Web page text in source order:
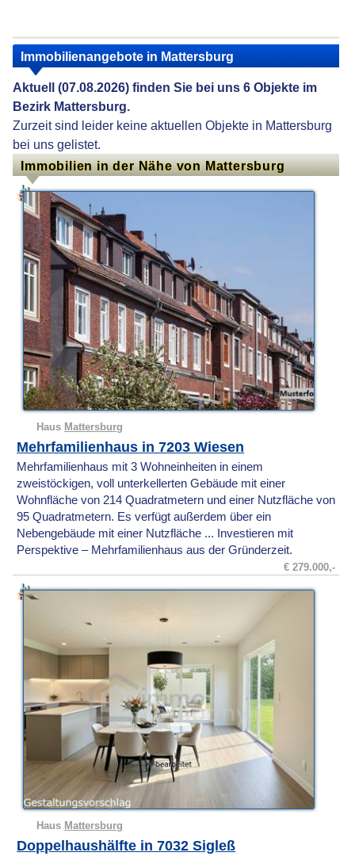
Immobilienangebote in Mattersburg
Aktuell (07.08.2026) finden Sie bei uns 6 Objekte im
Bezirk Mattersburg.
Zurzeit sind leider keine aktuellen Objekte in Mattersburg
bei uns gelistet.
Immobilien in der Nähe von Mattersburg
Haus Mattersburg
Mehrfamilienhaus in 7203 Wiesen
Mehrfamilienhaus mit 3 Wohneinheiten in einem
zweistöckigen, voll unterkellerten Gebäude mit einer
Wohnfläche von 214 Quadratmetern und einer Nutzfläche von
95 Quadratmetern. Es verfügt außerdem über ein
Nebengebäude mit einer Nutzfläche ... Investieren mit
Perspektive – Mehrfamilienhaus aus der Gründerzeit.
€ 279.000,-
Haus Mattersburg
Doppelhaushälfte in 7032 Sigleß